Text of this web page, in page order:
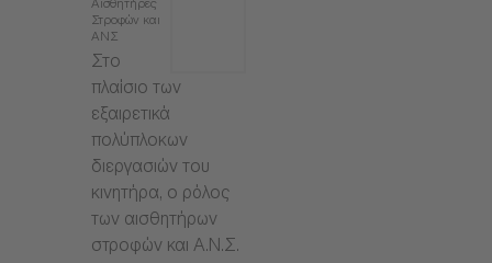
Αισθητήρες
Στροφών και
ΑΝΣ
Στο
πλαίσιο των
εξαιρετικά
πολύπλοκων
διεργασιών του
κινητήρα, ο ρόλος
των αισθητήρων
στροφών και Α.Ν.Σ.